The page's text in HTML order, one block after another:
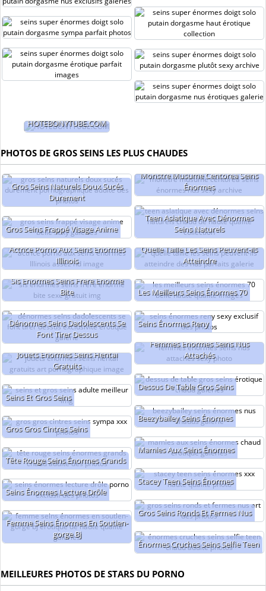
HOTEBONYTUBE.COM
PHOTOS DE GROS SEINS LES PLUS CHAUDES
Gros Seins Naturels Doux Sucés
Durement
Monstre Musume Centorea Seins
Énormes
Teen Asiatique Avec Dénormes
Seins Naturels
Gros Seins Frappé Visage Anime
Actrice Porno Aux Seins Énormes
Illinois
Quelle Taille Les Seins Peuvent-ils
Atteindre
Sis Énormes Seins Frère Énorme
Bite
Les Meilleurs Seins Énormes 70
Dénormes Seins Dadolescents Se
Font Tirer Dessus
Seins Énormes Reny
Femmes Énormes Seins Nus
Attachés
Jouets Énormes Seins Hentai
Gratuits
Dessus De Table Gros Seins
Seins Et Gros Seins
Beezybailey Seins Énormes
Gros Gros Cintres Seins
Mamies Aux Seins Énormes
Tête Rouge Seins Énormes Grands
Stacey Teen Seins Énormes
Seins Énormes Lecture Drôle
Gros Seins Ronds Et Fermes Nus
Femme Seins Énormes En Soutien-
gorge Bj
Énormes Cruches Seins Selfie Teen
MEILLEURES PHOTOS DE STARS DU PORNO